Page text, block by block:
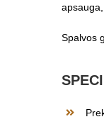
Spalvos